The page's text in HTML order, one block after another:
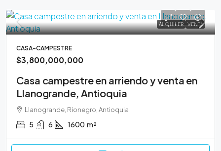
ALQUILER VENTA
CASA-CAMPESTRE
$3,800,000,000
Casa campestre en arriendo y venta en
Llanogrande, Antioquia
Llanogrande, Rionegro, Antioquia
5 6 1600 m²